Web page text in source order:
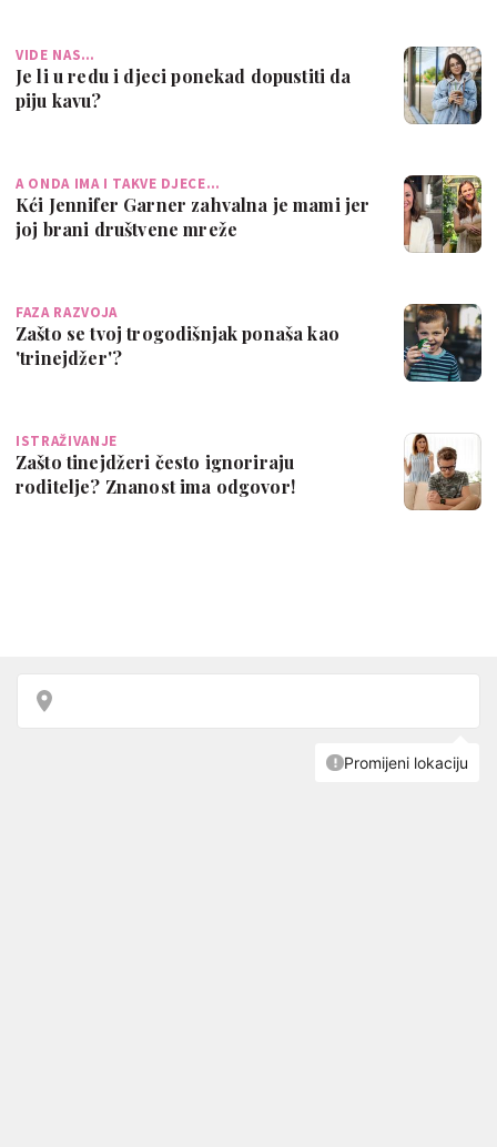
VIDE NAS…
Je li u redu i djeci ponekad dopustiti da
piju kavu?
A ONDA IMA I TAKVE DJECE…
Kći Jennifer Garner zahvalna je mami jer
joj brani društvene mreže
FAZA RAZVOJA
Zašto se tvoj trogodišnjak ponaša kao
'trinejdžer'?
ISTRAŽIVANJE
Zašto tinejdžeri često ignoriraju
roditelje? Znanost ima odgovor!